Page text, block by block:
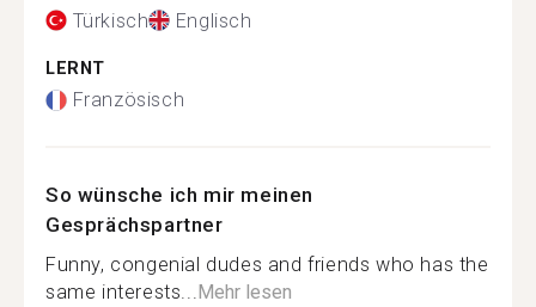
Türkisch Englisch
LERNT
Französisch
So wünsche ich mir meinen
Gesprächspartner
Funny, congenial dudes and friends who has the
same interests...Mehr lesen